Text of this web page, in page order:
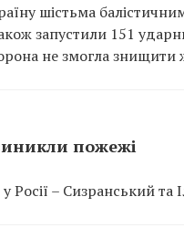
шістьма
запустили 151
не змогла знищити
пожежі
– Сизранський